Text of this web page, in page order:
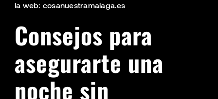
la web: cosanuestramalaga.es
Consejos para
asegurarte una
noche sin